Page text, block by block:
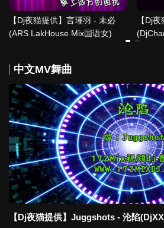
【Dj夜猫提供】言瑾羽 - 未必
(ARS LakHouse Mix国语女)
【Dj
中文MV舞曲
【Dj夜猫提供】Juggshots - 沦陷